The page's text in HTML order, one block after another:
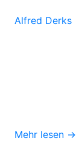
Alfred Derks
Mehr lesen →